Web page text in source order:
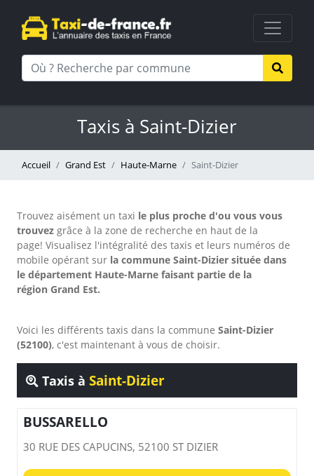
Taxis à Saint-Dizier
Accueil Grand Est Haute-Marne Saint-Dizier
Trouvez aisément un taxi le plus proche d'ou vous vous
trouvez grâce à la zone de recherche en haut de la
page! Visualisez l'intégralité des taxis et leurs numéros de
mobile opérant sur la commune Saint-Dizier située dans
le département Haute-Marne faisant partie de la
région Grand Est.
Voici les différents taxis dans la commune Saint-Dizier
(52100), c'est maintenant à vous de choisir.
Taxis à Saint-Dizier
BUSSARELLO
30 RUE DES CAPUCINS, 52100 ST DIZIER